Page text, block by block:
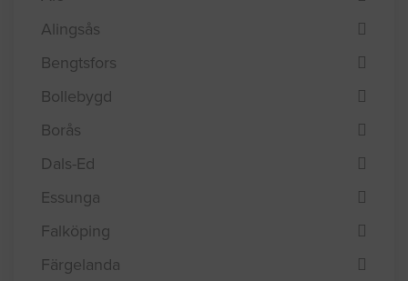
Alingsås
Bengtsfors
Bollebygd
Borås
Dals-Ed
Essunga
Falköping
Färgelanda